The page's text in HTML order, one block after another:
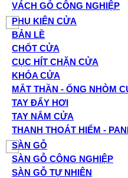
VÁCH GỖ CÔNG NGHIỆP
PHỤ KIỆN CỬA
BẢN LỀ
CHỐT CỬA
CỤC HÍT CHẶN CỬA
KHÓA CỬA
MẮT THẦN - ỐNG NHÒM
TAY ĐẨY HƠI
TAY NẮM CỬA
THANH THOÁT HIỂM -
SÀN GỖ
SÀN GỖ CÔNG NGHIỆP
SÀN GỖ TỰ NHIÊN